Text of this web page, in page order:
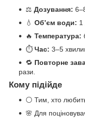
⚖️ Дозування:
💧 Об’єм води: 1
🔥 Температура:
⏱️Час: 3–5
🔁 Повторне
рази.
Кому підійде
⚪ Тим, хто любить
🌸 Для